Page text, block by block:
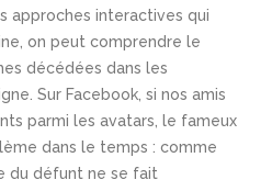
approches interactives qui
on peut comprendre le
décédées dans les
Sur Facebook, si nos amis
parmi les avatars, le fameux
dans le temps : comme
du défunt ne se fait